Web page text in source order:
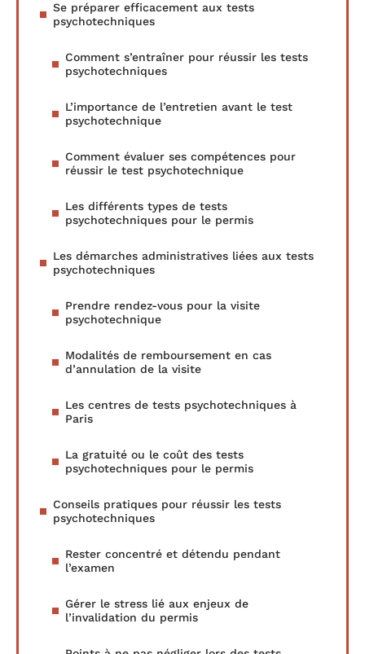
Se préparer efficacement aux tests
psychotechniques
Comment s’entraîner pour réussir les tests
psychotechniques
L’importance de l’entretien avant le test
psychotechnique
Comment évaluer ses compétences pour
réussir le test psychotechnique
Les différents types de tests
psychotechniques pour le permis
Les démarches administratives liées aux tests
psychotechniques
Prendre rendez-vous pour la visite
psychotechnique
Modalités de remboursement en cas
d’annulation de la visite
Les centres de tests psychotechniques à
Paris
La gratuité ou le coût des tests
psychotechniques pour le permis
Conseils pratiques pour réussir les tests
psychotechniques
Rester concentré et détendu pendant
l’examen
Gérer le stress lié aux enjeux de
l’invalidation du permis